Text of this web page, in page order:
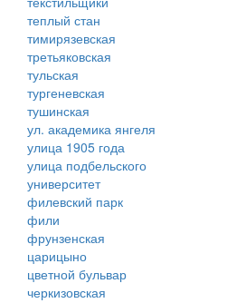
теплый стан
тимирязевская
третьяковская
тульская
тургеневская
тушинская
ул. академика янгеля
улица 1905 года
улица подбельского
университет
филевский парк
фили
фрунзенская
царицыно
цветной бульвар
черкизовская